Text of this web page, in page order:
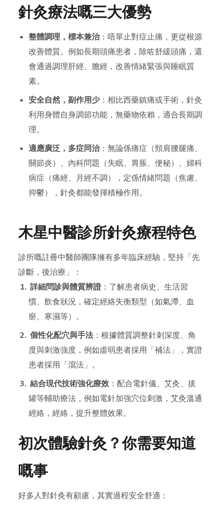
針灸療法嘅三大優勢
整體調理，標本兼治：唔單止對症止痛，更從根源
改善體質。例如長期頭痛患者，除咗舒緩頭痛，還
會通過調理肝經、膽經，改善情緒緊張與睡眠質
素。
安全自然，副作用少：相比西藥鎮痛或手術，針灸
利用身體自身調節功能，無藥物依賴，適合長期調
理。
適應廣泛，多症同治：無論係痛症（頸肩腰腿痛、
關節炎）、內科問題（失眠、胃脹、便秘）、婦科
病症（痛經、月經不調），定係情緒問題（焦慮、
抑鬱），針灸都能發揮積極作用。
木星中醫診所針灸療程特色
診所嘅註冊中醫師團隊擁有多年臨床經驗，堅持「先
診斷，後治療」：
詳細問診與體質辨證：了解患者病史、生活習
慣、飲食狀況，確定經絡失衡類型（如氣滯、血
瘀、寒濕等）。
個性化配穴與手法 ：根據體質調整針刺深度、角
度與刺激強度，例如虛弱患者採用「補法」，實證
患者採用「瀉法」。
結合現代技術強化療效：配合電針儀、艾灸、拔
罐等輔助療法，例如電針加強穴位刺激，艾灸溫通
經絡，經絡，提升整體效果。
初次體驗針灸？你需要知道
嘅事
好多人對針灸有顧慮，其實過程安全舒適：